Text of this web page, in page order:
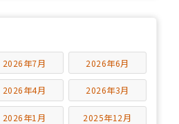
2026年7月 2026年6月
2026年4月 2026年3月
2026年1月 2025年12月